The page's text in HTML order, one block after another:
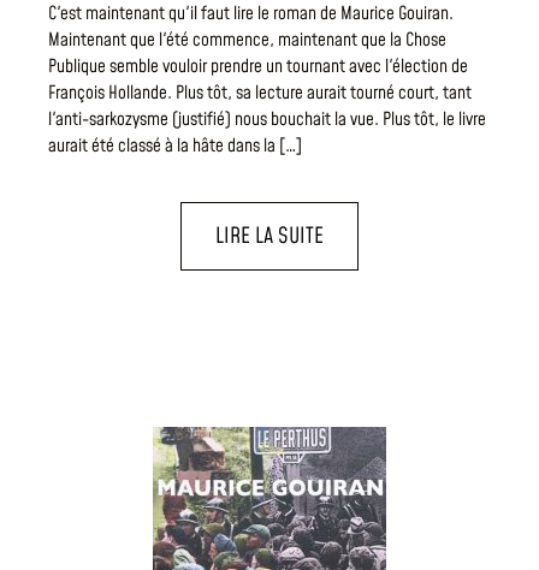
C'est maintenant qu'il faut lire le roman de Maurice Gouiran.
Maintenant que l'été commence, maintenant que la Chose
Publique semble vouloir prendre un tournant avec l'élection de
François Hollande. Plus tôt, sa lecture aurait tourné court, tant
l'anti-sarkozysme (justifié) nous bouchait la vue. Plus tôt, le livre
aurait été classé à la hâte dans la […]
LIRE LA SUITE